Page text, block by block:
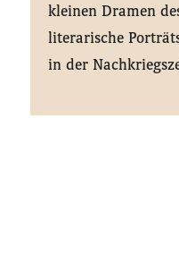
kleinen Dramen
literarische
in der